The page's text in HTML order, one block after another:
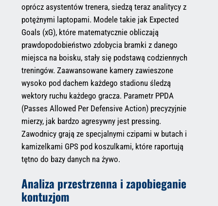
oprócz asystentów trenera, siedzą teraz analitycy z
potężnymi laptopami. Modele takie jak Expected
Goals (xG), które matematycznie obliczają
prawdopodobieństwo zdobycia bramki z danego
miejsca na boisku, stały się podstawą codziennych
treningów. Zaawansowane kamery zawieszone
wysoko pod dachem każdego stadionu śledzą
wektory ruchu każdego gracza. Parametr PPDA
(Passes Allowed Per Defensive Action) precyzyjnie
mierzy, jak bardzo agresywny jest pressing.
Zawodnicy grają ze specjalnymi czipami w butach i
kamizelkami GPS pod koszulkami, które raportują
tętno do bazy danych na żywo.
Analiza przestrzenna i zapobieganie
kontuzjom